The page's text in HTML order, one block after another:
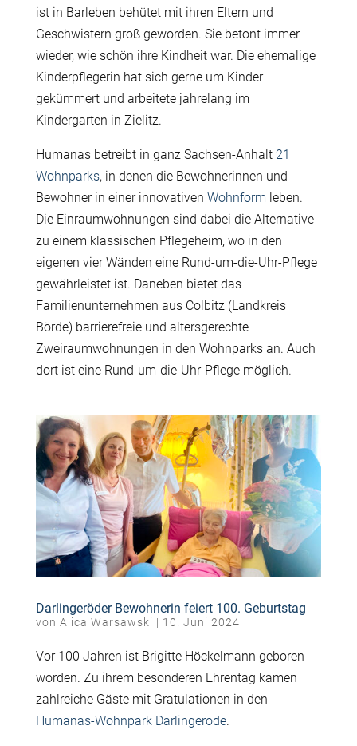
ist in Barleben behütet mit ihren Eltern und
Geschwistern groß geworden. Sie betont immer
wieder, wie schön ihre Kindheit war. Die ehemalige
Kinderpflegerin hat sich gerne um Kinder
gekümmert und arbeitete jahrelang im
Kindergarten in Zielitz.
Humanas betreibt in ganz Sachsen-Anhalt 21
Wohnparks, in denen die Bewohnerinnen und
Bewohner in einer innovativen Wohnform leben.
Die Einraumwohnungen sind dabei die Alternative
zu einem klassischen Pflegeheim, wo in den
eigenen vier Wänden eine Rund-um-die-Uhr-Pflege
gewährleistet ist. Daneben bietet das
Familienunternehmen aus Colbitz (Landkreis
Börde) barrierefreie und altersgerechte
Zweiraumwohnungen in den Wohnparks an. Auch
dort ist eine Rund-um-die-Uhr-Pflege möglich.
Darlingeröder Bewohnerin feiert 100. Geburtstag
von Alica Warsawski | 10. Juni 2024
Vor 100 Jahren ist Brigitte Höckelmann geboren
worden. Zu ihrem besonderen Ehrentag kamen
zahlreiche Gäste mit Gratulationen in den
Humanas-Wohnpark Darlingerode.